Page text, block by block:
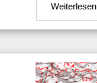
Weiterlesen